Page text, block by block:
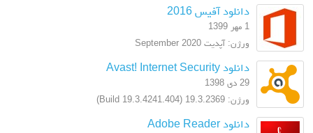
دانلود آفیس 2016
1 مهر 1399
ورژن: آپدیت September 2020
دانلود Avast! Internet Security
29 دی 1398
ورژن: 19.3.2369 (Build 19.3.4241.404)
دانلود Adobe Reader